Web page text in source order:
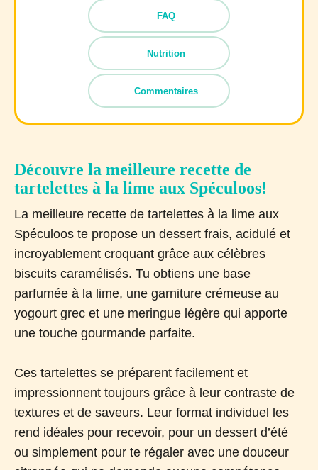
FAQ
Nutrition
Commentaires
Découvre la meilleure recette de
tartelettes à la lime aux Spéculoos!
La meilleure recette de tartelettes à la lime aux
Spéculoos te propose un dessert frais, acidulé et
incroyablement croquant grâce aux célèbres
biscuits caramélisés. Tu obtiens une base
parfumée à la lime, une garniture crémeuse au
yogourt grec et une meringue légère qui apporte
une touche gourmande parfaite.
Ces tartelettes se préparent facilement et
impressionnent toujours grâce à leur contraste de
textures et de saveurs. Leur format individuel les
rend idéales pour recevoir, pour un dessert d’été
ou simplement pour te régaler avec une douceur